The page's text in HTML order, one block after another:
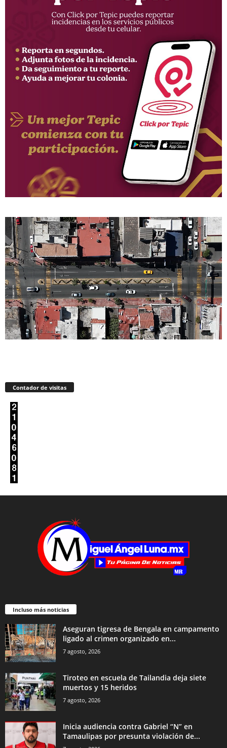
Contador de visitas
Incluso más noticias
Aseguran tigresa de Bengala en campamento
ligado al crimen organizado en...
7 agosto, 2026
Tiroteo en escuela de Tailandia deja siete
muertos y 15 heridos
7 agosto, 2026
Inicia audiencia contra Gabriel “N” en
Tamaulipas por presunta violación de...